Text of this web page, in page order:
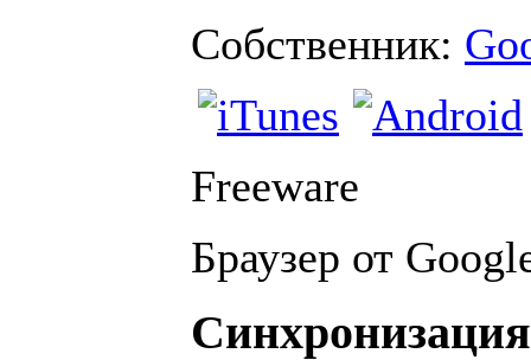
Собственник:
Freeware
Браузер от
Синхронизация